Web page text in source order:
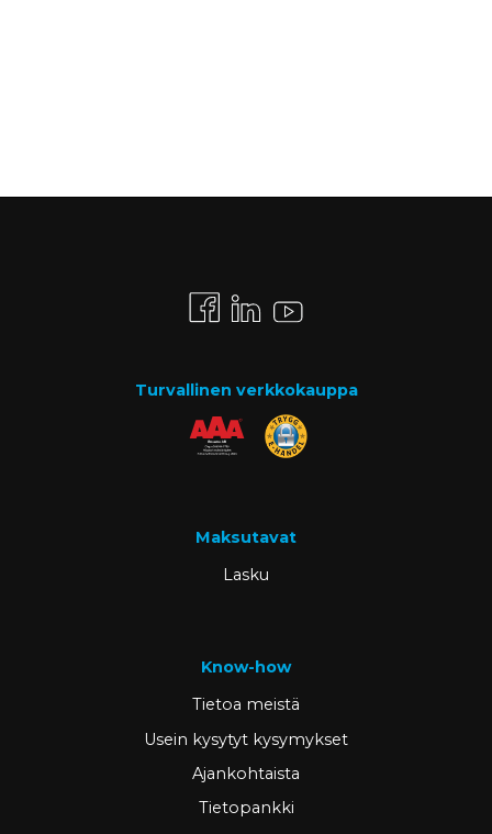
Turvallinen verkkokauppa
Maksutavat
Lasku
Know-how
Tietoa meistä
Usein kysytyt kysymykset
Ajankohtaista
Tietopankki